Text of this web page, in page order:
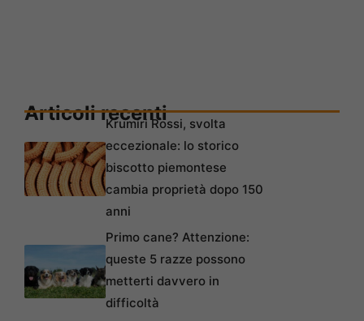
Articoli recentiKrumiri Rossi, svolta
eccezionale: lo storico
biscotto piemontese
cambia proprietà dopo 150
anni
Primo cane? Attenzione:
queste 5 razze possono
metterti davvero in
difficoltà